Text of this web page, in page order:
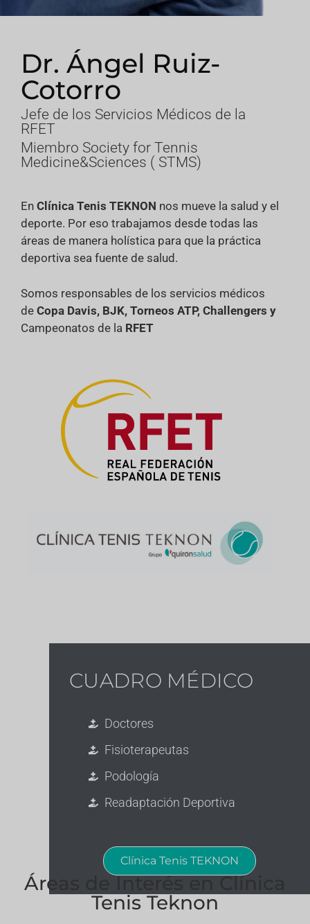
Dr. Ángel Ruiz-
Cotorro
Jefe de los Servicios Médicos de la
RFET
Miembro Society for Tennis
Medicine&Sciences ( STMS)
En Clínica Tenis TEKNON nos mueve la salud y el
deporte. Por eso trabajamos desde todas las
áreas de manera holística para que la práctica
deportiva sea fuente de salud.
Somos responsables de los servicios médicos
de Copa Davis, BJK, Torneos ATP, Challengers y
Campeonatos de la RFET
CUADRO MÉDICO
Doctores
Fisioterapeutas
Podología
Readaptación Deportiva
Clínica Tenis TEKNON
Áreas de Interés en Clínica
Tenis Teknon